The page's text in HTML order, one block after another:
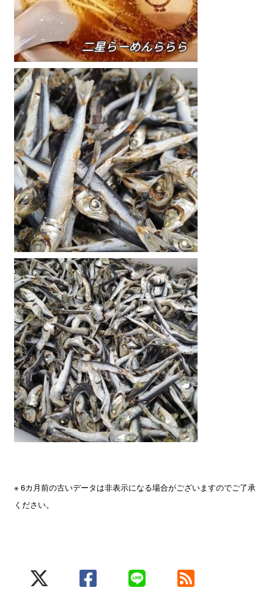
※ 6カ月前の古いデータは非表示になる場合がございますのでご了承
ください。